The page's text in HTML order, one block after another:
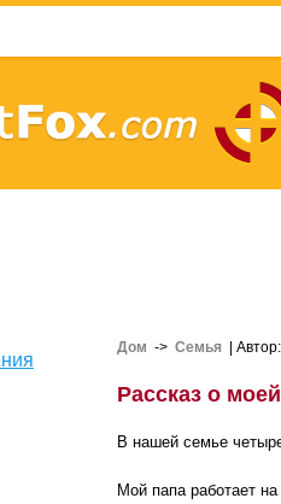
Дом -> Семья | Автор:
Рассказ о
В нашей семье
Мой папа работает